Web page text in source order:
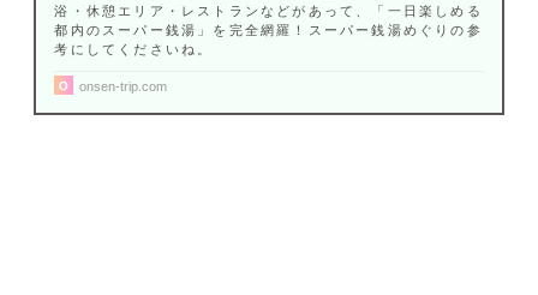
浴・休憩エリア・レストランなどがあって、「一日楽しめる
都内のスーパー銭湯」を完全網羅！スーパー銭湯めぐりの参
考にしてくださいね。
onsen-trip.com